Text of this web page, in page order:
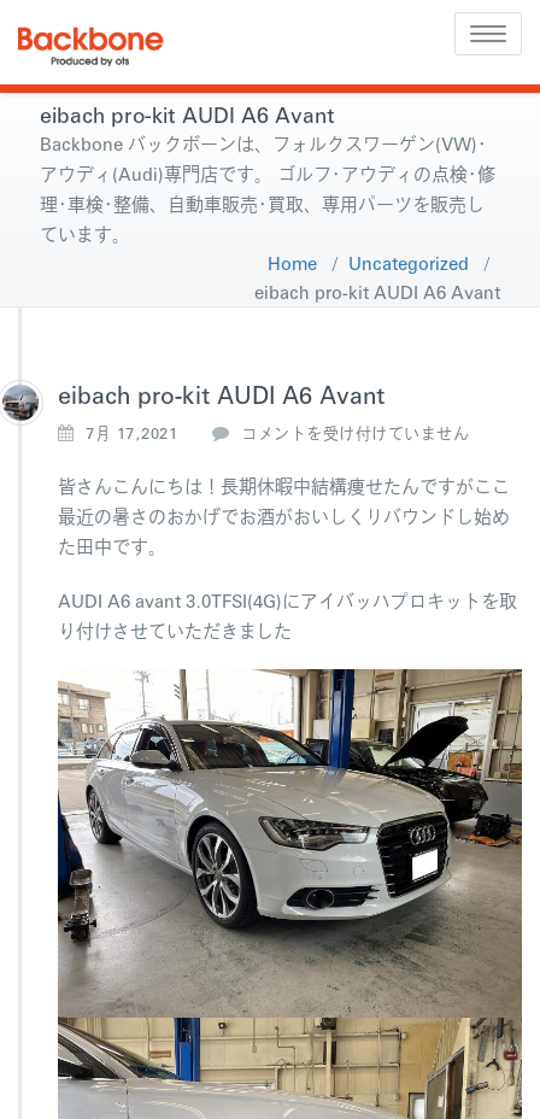
Toggle
eibach pro-kit AUDI A6 Avant
Backbone バックボーンは、フォルクスワーゲン(VW)･
アウディ(Audi)専門店です。 ゴルフ･アウディの点検･修
理･車検･整備、自動車販売･買取、専用パーツを販売し
ています。
Home / Uncategorized /
eibach pro-kit AUDI A6 Avant
eibach pro-kit AUDI A6 Avant
7月 17,2021
e
b
a
c
r
o
k
t
A
U
D
6
A
a
n
t
は
コメントを受け付けていません
皆さんこんにちは！長期休暇中結構痩せたんですがここ
最近の暑さのおかげでお酒がおいしくリバウンドし始め
た田中です。
AUDI A6 avant 3.0TFSI(4G)にアイバッハプロキットを取
り付けさせていただきました